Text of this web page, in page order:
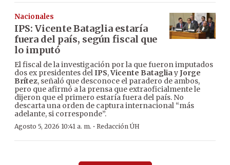
Nacionales
IPS: Vicente Bataglia estaría
fuera del país, según fiscal que
lo imputó
El fiscal de la investigación por la que fueron imputados
dos ex presidentes delIPS,Vicente BatagliayJorge
Brítez, señaló que desconoce el paradero de ambos,
pero que afirmó a la prensa que extraoficialmente le
dijeron que el primero estaría fuera del país. No
descarta una orden de captura internacional “más
adelante, si corresponde”.
Agosto 5, 2026 10:41 a. m. · Redacción ÚH